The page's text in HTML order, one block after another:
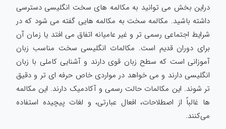
دراین بخش می توانید به مکالمه های سخت انگلیسی دسترسی
داشته باشید. مکالمه سخت به مکالمه هایی گفته می شود که در
شرایط اجتماعی رسمی تر و غیر عامیانه اتفاق می افتد یا زمان آن
برای دوران قدیم است. مکالمات انگلیسی سخت مناسب زبان
آموزانی است که سطح زبان قوی دارند و آشنایی کاملی با زبان
انگلیسی دارند و می خواهد در مواردی خاص حرفه ای تر و دقیق
تر شوند. این مکالمات حالت رسمی و آکادمیک دارند. این مکالمه
ها غالباً از اصطلاحات، افعال عبارتی، و لغات پیچیده استفاده
می‌کنند.